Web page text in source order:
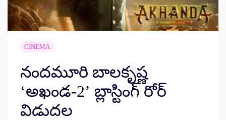
CINEMA
నందమూరి బాలకృష్ణ
‘అఖండ-2’ బ్లాస్టింగ్ రోర్
విడుదల